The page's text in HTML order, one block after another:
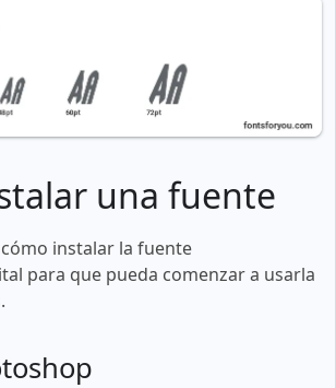
una fuente
instalar la fuente
para que pueda comenzar a usarla